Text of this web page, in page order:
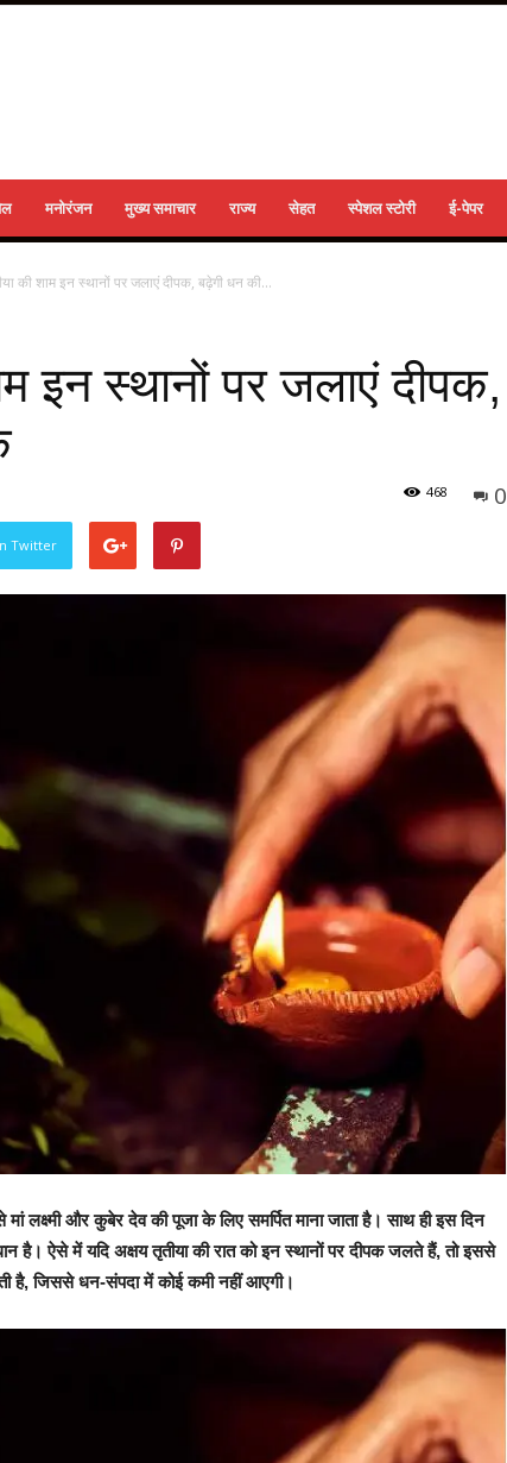
मनोरंजन मुख्य समाचार राज्य सेहत स्पेशल स्टोरी ई-पेपर
की शाम इन स्थानों पर जलाएं दीपक, बढ़ेगी धन की...
इन स्थानों पर जलाएं दीपक,
0
468
Twitter
लक्ष्मी और कुबेर देव की पूजा के लिए समर्पित माना जाता है। साथ ही इस दिन
है। ऐसे में यदि अक्षय तृतीया की रात को इन स्थानों पर दीपक जलते हैं, तो इससे
है, जिससे धन-संपदा में कोई कमी नहीं आएगी।